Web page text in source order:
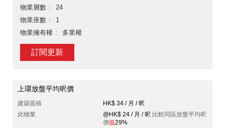
物業層數
24
物業座數
1
物業擁有權
多業權
訂閱更新
上環放盤平均呎價
建築面積
HK$ 34 / 月 / 呎
此物業
@HK$ 24 / 月 / 呎 比較同區放盤平均呎
價低29%